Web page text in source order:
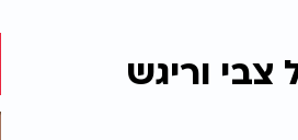
וריגש